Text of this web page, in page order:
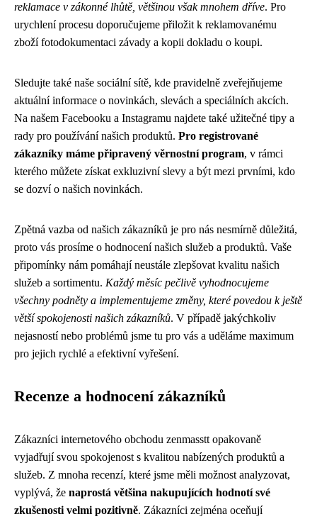
reklamace v zákonné lhůtě, většinou však mnohem dříve. Pro
urychlení procesu doporučujeme přiložit k reklamovanému
zboží fotodokumentaci závady a kopii dokladu o koupi.
Sledujte také naše sociální sítě, kde pravidelně zveřejňujeme
aktuální informace o novinkách, slevách a speciálních akcích.
Na našem Facebooku a Instagramu najdete také užitečné tipy a
rady pro používání našich produktů. Pro registrované
zákazníky máme připravený věrnostní program, v rámci
kterého můžete získat exkluzivní slevy a být mezi prvními, kdo
se dozví o našich novinkách.
Zpětná vazba od našich zákazníků je pro nás nesmírně důležitá,
proto vás prosíme o hodnocení našich služeb a produktů. Vaše
připomínky nám pomáhají neustále zlepšovat kvalitu našich
služeb a sortimentu. Každý měsíc pečlivě vyhodnocujeme
všechny podněty a implementujeme změny, které povedou k ještě
větší spokojenosti našich zákazníků. V případě jakýchkoliv
nejasností nebo problémů jsme tu pro vás a uděláme maximum
pro jejich rychlé a efektivní vyřešení.
Recenze a hodnocení zákazníků
Zákazníci internetového obchodu zenmasstt opakovaně
vyjadřují svou spokojenost s kvalitou nabízených produktů a
služeb. Z mnoha recenzí, které jsme měli možnost analyzovat,
vyplývá, že naprostá většina nakupujících hodnotí své
zkušenosti velmi pozitivně. Zákazníci zejména oceňují